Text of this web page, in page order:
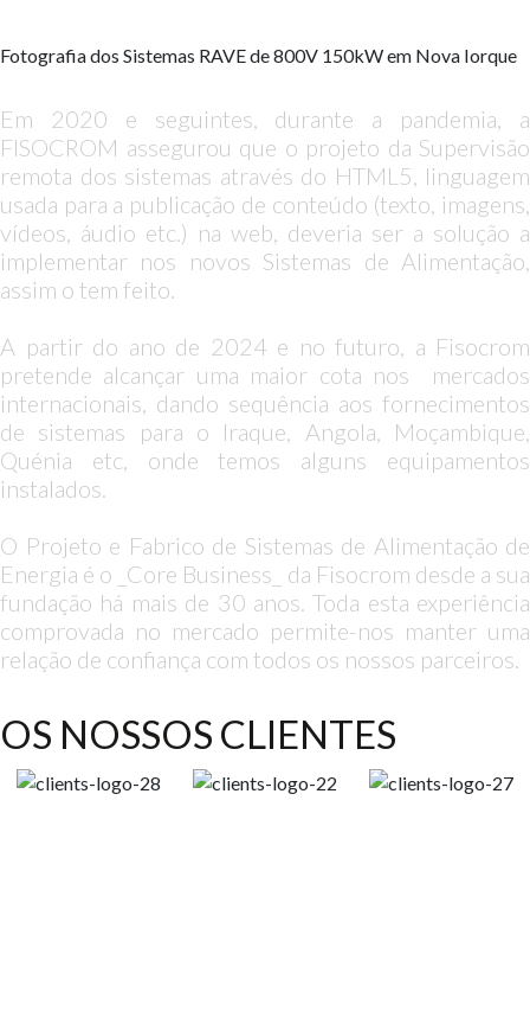
Fotografia dos Sistemas RAVE de 800V 150kW em Nova Iorque
Em 2020 e seguintes, durante a pandemia, a
FISOCROM assegurou que o projeto da Supervisão
remota dos sistemas através do HTML5, linguagem
usada para a publicação de conteúdo (texto, imagens,
vídeos, áudio etc.) na web, deveria ser a solução a
implementar nos novos Sistemas de Alimentação,
assim o tem feito.
A partir do ano de 2024 e no futuro, a Fisocrom
pretende alcançar uma maior cota nos mercados
internacionais, dando sequência aos fornecimentos
de sistemas para o Iraque, Angola, Moçambique,
Quénia etc, onde temos alguns equipamentos
instalados.
O Projeto e Fabrico de Sistemas de Alimentação de
Energia é o _Core Business_ da Fisocrom desde a sua
fundação há mais de 30 anos. Toda esta experiência
comprovada no mercado permite-nos manter uma
relação de confiança com todos os nossos parceiros.
OS NOSSOS CLIENTES